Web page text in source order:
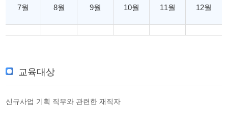
7월 8월 9월 10월 11월 12월
교육대상
신규사업 기획 직무와 관련한 재직자